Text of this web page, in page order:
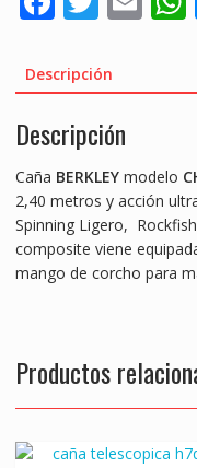
"SPINNING
cantidad
e
b
o
o
k
itt
er l
Descripción
Descripción
Caña BERKLEYmodelo
2,40 metros y acción
Spinning Ligero,
composite viene
mango de corcho para
Productos